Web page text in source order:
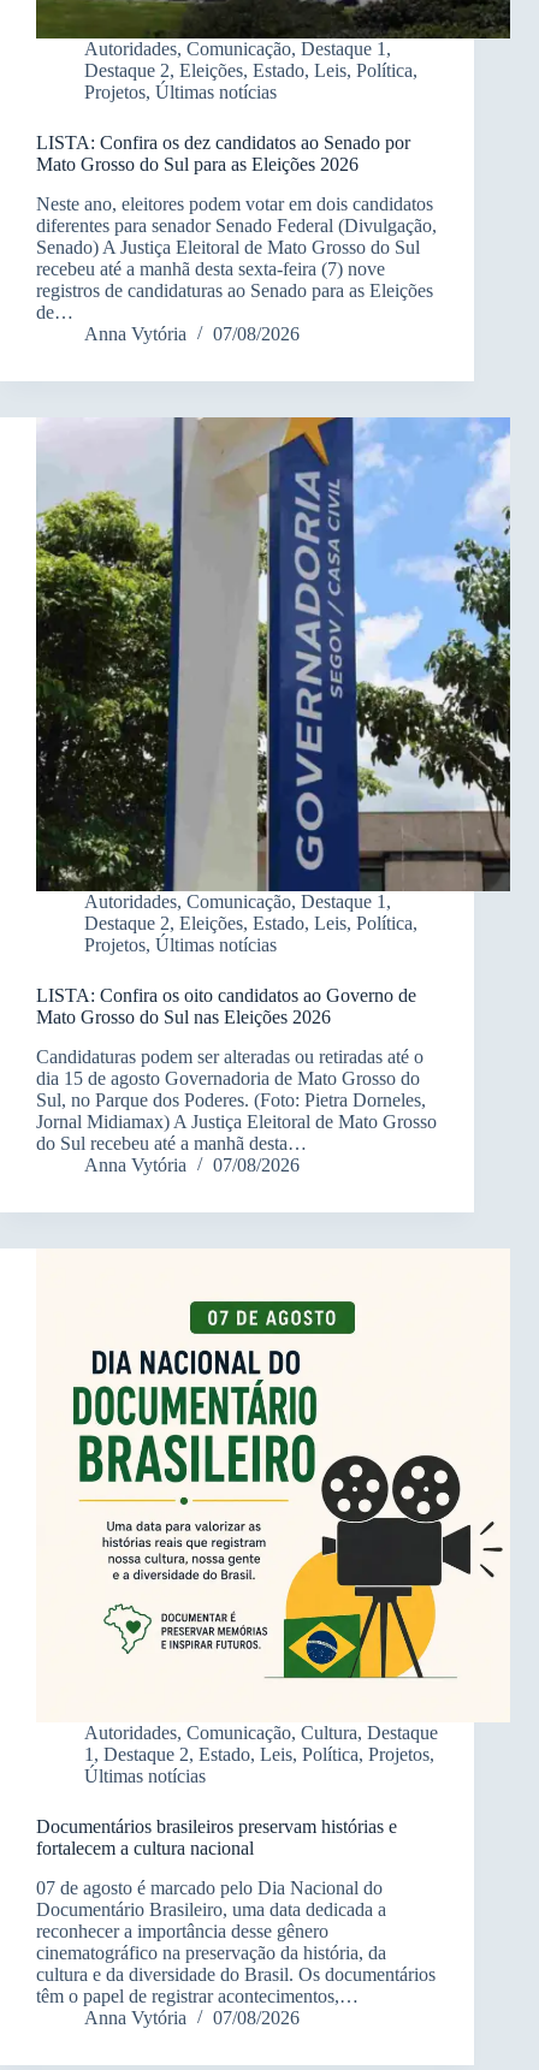
Autoridades, Comunicação, Destaque 1 ,
Destaque 2, Eleições, Estado, Leis, Política,
Projetos, Últimas notícias
LISTA: Confira os dez candidatos ao Senado por
Mato Grosso do Sul para as Eleições 2026
Neste ano, eleitores podem votar em dois candidatos
diferentes para senador Senado Federal (Divulgação,
Senado) A Justiça Eleitoral de Mato Grosso do Sul
recebeu até a manhã desta sexta-feira (7) nove
registros de candidaturas ao Senado para as Eleições
de…
Anna Vytória
07/08/2026
Autoridades, Comunicação, Destaque 1 ,
Destaque 2, Eleições, Estado, Leis, Política,
Projetos, Últimas notícias
LISTA: Confira os oito candidatos ao Governo de
Mato Grosso do Sul nas Eleições 2026
Candidaturas podem ser alteradas ou retiradas até o
dia 15 de agosto Governadoria de Mato Grosso do
Sul, no Parque dos Poderes. (Foto: Pietra Dorneles,
Jornal Midiamax) A Justiça Eleitoral de Mato Grosso
do Sul recebeu até a manhã desta…
Anna Vytória
07/08/2026
Autoridades, Comunicação, Cultura, Destaque
1 , Destaque 2, Estado, Leis, Política, Projetos,
Últimas notícias
Documentários brasileiros preservam histórias e
fortalecem a cultura nacional
07 de agosto é marcado pelo Dia Nacional do
Documentário Brasileiro, uma data dedicada a
reconhecer a importância desse gênero
cinematográfico na preservação da história, da
cultura e da diversidade do Brasil. Os documentários
têm o papel de registrar acontecimentos,…
Anna Vytória
07/08/2026